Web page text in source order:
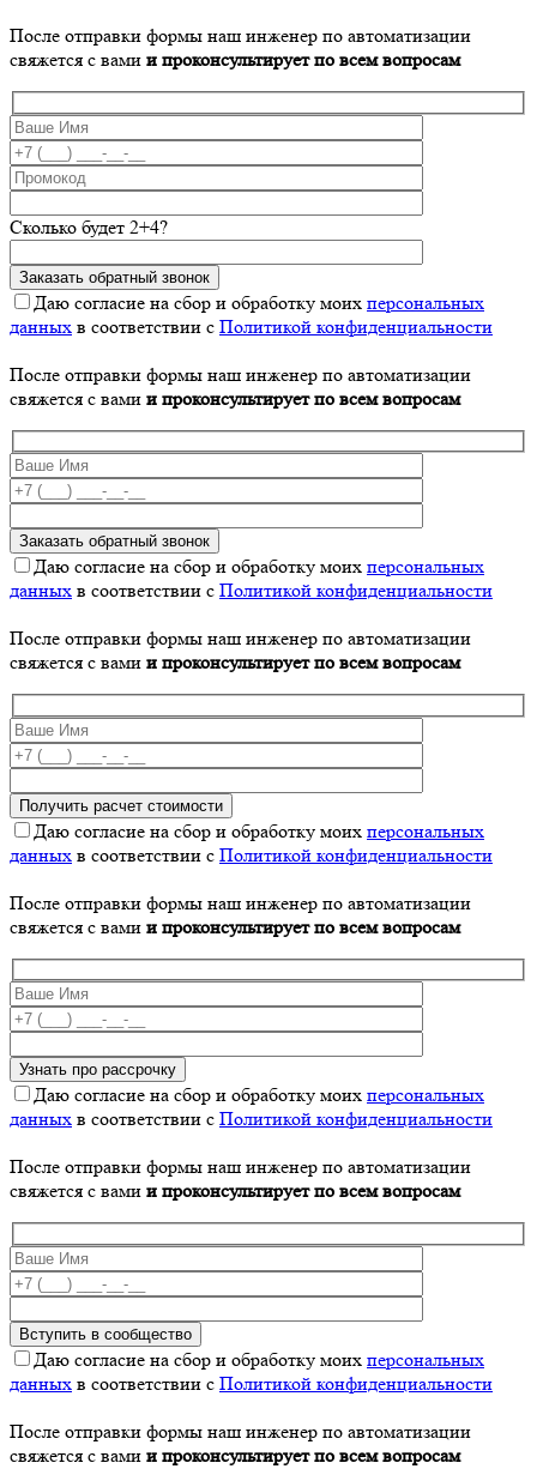
После отправки формы наш инженер по автоматизации
свяжется с вами и проконсультирует по всем вопросам
Сколько будет 2+4?
Даю согласие на сбор и обработку моих персональных
данных в соответствии с Политикой конфиденциальности
После отправки формы наш инженер по автоматизации
свяжется с вами и проконсультирует по всем вопросам
Даю согласие на сбор и обработку моих персональных
данных в соответствии с Политикой конфиденциальности
После отправки формы наш инженер по автоматизации
свяжется с вами и проконсультирует по всем вопросам
Даю согласие на сбор и обработку моих персональных
данных в соответствии с Политикой конфиденциальности
После отправки формы наш инженер по автоматизации
свяжется с вами и проконсультирует по всем вопросам
Даю согласие на сбор и обработку моих персональных
данных в соответствии с Политикой конфиденциальности
После отправки формы наш инженер по автоматизации
свяжется с вами и проконсультирует по всем вопросам
Даю согласие на сбор и обработку моих персональных
данных в соответствии с Политикой конфиденциальности
После отправки формы наш инженер по автоматизации
свяжется с вами и проконсультирует по всем вопросам